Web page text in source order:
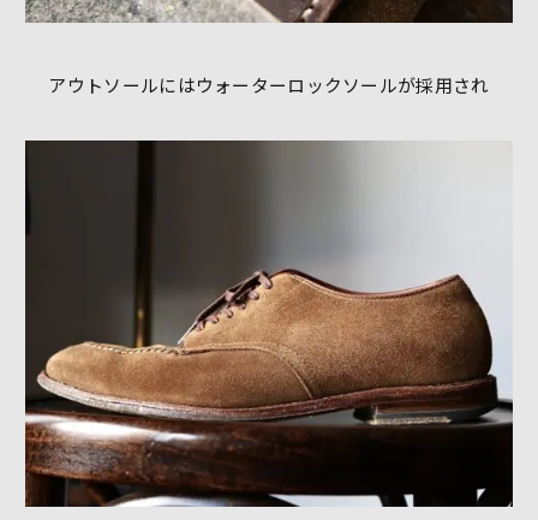
アウトソールにはウォーターロックソールが採用され